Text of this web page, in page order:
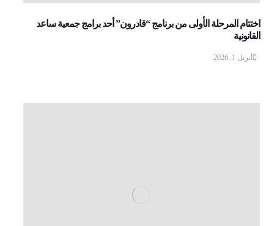
اختتام المرحلة الأولى من برنامج “قادرون” أحد برامج جمعية ساعد
القانونية
أبريل 1, 2026